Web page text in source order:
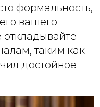
формальность,
вашего
таким как
достойное